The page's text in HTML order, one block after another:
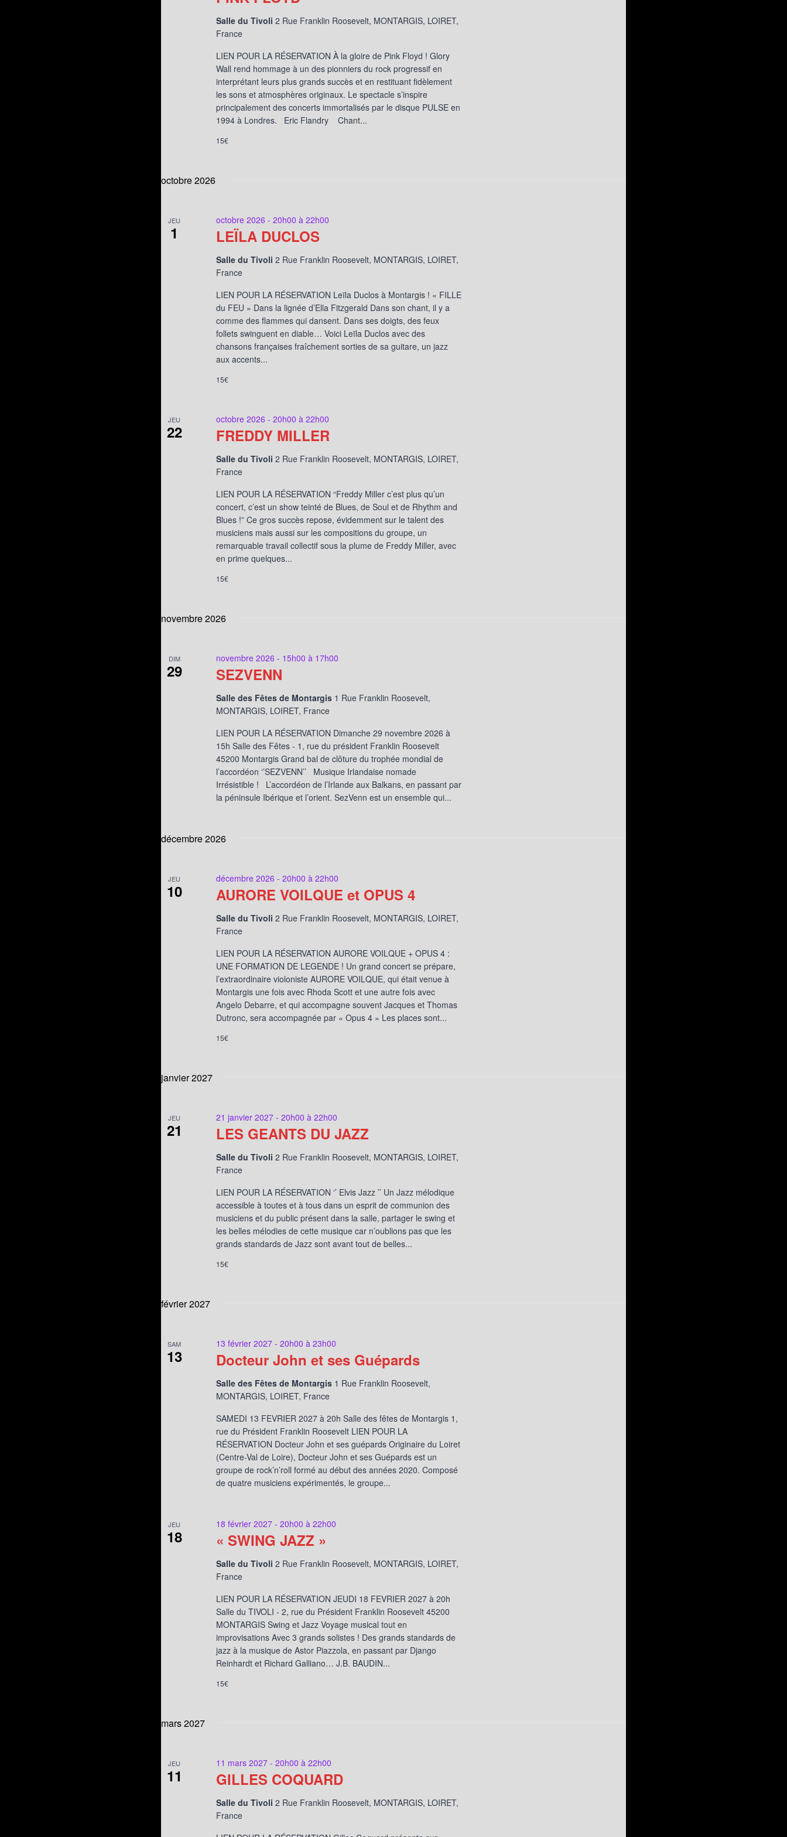
Salle du Tivoli 2 Rue Franklin Roosevelt, MONTARGIS, LOIRET,
France
LIEN POUR LA RÉSERVATION À la gloire de Pink Floyd ! Glory
Wall rend hommage à un des pionniers du rock progressif en
interprétant leurs plus grands succès et en restituant fidèlement
les sons et atmosphères originaux. Le spectacle s’inspire
principalement des concerts immortalisés par le disque PULSE en
1994 à Londres. Eric Flandry Chant...
15€
octobre 2026
JEU
1 LEÏLA DUCLOS
octobre 2026 - 20h00 à 22h00
Salle du Tivoli 2 Rue Franklin Roosevelt, MONTARGIS, LOIRET,
France
LIEN POUR LA RÉSERVATION Leïla Duclos à Montargis ! « FILLE
du FEU » Dans la lignée d’Ella Fitzgerald Dans son chant, il y a
comme des flammes qui dansent. Dans ses doigts, des feux
follets swinguent en diable… Voici Leïla Duclos avec des
chansons françaises fraîchement sorties de sa guitare, un jazz
aux accents...
15€
JEU
22 FREDDY MILLER
octobre 2026 - 20h00 à 22h00
Salle du Tivoli 2 Rue Franklin Roosevelt, MONTARGIS, LOIRET,
France
LIEN POUR LA RÉSERVATION “Freddy Miller c’est plus qu’un
concert, c’est un show teinté de Blues, de Soul et de Rhythm and
Blues !” Ce gros succès repose, évidemment sur le talent des
musiciens mais aussi sur les compositions du groupe, un
remarquable travail collectif sous la plume de Freddy Miller, avec
en prime quelques...
15€
novembre 2026
DIM
29 SEZVENN
novembre 2026 - 15h00 à 17h00
Salle des Fêtes de Montargis 1 Rue Franklin Roosevelt,
MONTARGIS, LOIRET, France
LIEN POUR LA RÉSERVATION Dimanche 29 novembre 2026 à
15h Salle des Fêtes - 1, rue du président Franklin Roosevelt
45200 Montargis Grand bal de clôture du trophée mondial de
l’accordéon ‘’SEZVENN’’ Musique Irlandaise nomade
Irrésistible ! L’accordéon de l’Irlande aux Balkans, en passant par
la péninsule Ibérique et l’orient. SezVenn est un ensemble qui...
décembre 2026
JEU
10 AURORE VOILQUE et OPUS 4
décembre 2026 - 20h00 à 22h00
Salle du Tivoli 2 Rue Franklin Roosevelt, MONTARGIS, LOIRET,
France
LIEN POUR LA RÉSERVATION AURORE VOILQUE + OPUS 4 :
UNE FORMATION DE LEGENDE ! Un grand concert se prépare,
l’extraordinaire violoniste AURORE VOILQUE, qui était venue à
Montargis une fois avec Rhoda Scott et une autre fois avec
Angelo Debarre, et qui accompagne souvent Jacques et Thomas
Dutronc, sera accompagnée par « Opus 4 » Les places sont...
15€
janvier 2027
JEU
21 LES GEANTS DU JAZZ
21 janvier 2027 - 20h00 à 22h00
Salle du Tivoli 2 Rue Franklin Roosevelt, MONTARGIS, LOIRET,
France
LIEN POUR LA RÉSERVATION ‘’ Elvis Jazz ’’ Un Jazz mélodique
accessible à toutes et à tous dans un esprit de communion des
musiciens et du public présent dans la salle, partager le swing et
les belles mélodies de cette musique car n’oublions pas que les
grands standards de Jazz sont avant tout de belles...
15€
février 2027
SAM
13 Docteur John et ses Guépards
13 février 2027 - 20h00 à 23h00
Salle des Fêtes de Montargis 1 Rue Franklin Roosevelt,
MONTARGIS, LOIRET, France
SAMEDI 13 FEVRIER 2027 à 20h Salle des fêtes de Montargis 1,
rue du Président Franklin Roosevelt LIEN POUR LA
RÉSERVATION Docteur John et ses guépards Originaire du Loiret
(Centre-Val de Loire), Docteur John et ses Guépards est un
groupe de rock’n’roll formé au début des années 2020. Composé
de quatre musiciens expérimentés, le groupe...
JEU
18 « SWING JAZZ »
18 février 2027 - 20h00 à 22h00
Salle du Tivoli 2 Rue Franklin Roosevelt, MONTARGIS, LOIRET,
France
LIEN POUR LA RÉSERVATION JEUDI 18 FEVRIER 2027 à 20h
Salle du TIVOLI - 2, rue du Président Franklin Roosevelt 45200
MONTARGIS Swing et Jazz Voyage musical tout en
improvisations Avec 3 grands solistes ! Des grands standards de
jazz à la musique de Astor Piazzola, en passant par Django
Reinhardt et Richard Galliano… J.B. BAUDIN...
15€
mars 2027
JEU
11 GILLES COQUARD
11 mars 2027 - 20h00 à 22h00
Salle du Tivoli 2 Rue Franklin Roosevelt, MONTARGIS, LOIRET,
France